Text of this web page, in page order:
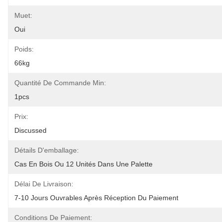
Muet:
Oui
Poids:
66kg
Quantité De Commande Min:
1pcs
Prix:
Discussed
Détails D'emballage:
Cas En Bois Ou 12 Unités Dans Une Palette
Délai De Livraison:
7-10 Jours Ouvrables Après Réception Du Paiement
Conditions De Paiement: